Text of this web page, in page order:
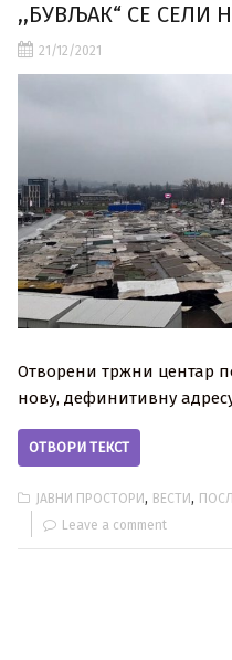
,,БУВЉАК“ СЕ СЕЛИ
21/12/2021
Отворени тржни центар
нову, дефинитивну
ОТВОРИ ТЕКСТ
ЈАВНИ ПРОСТОРИ, ВЕСТИ,
Leave a comment